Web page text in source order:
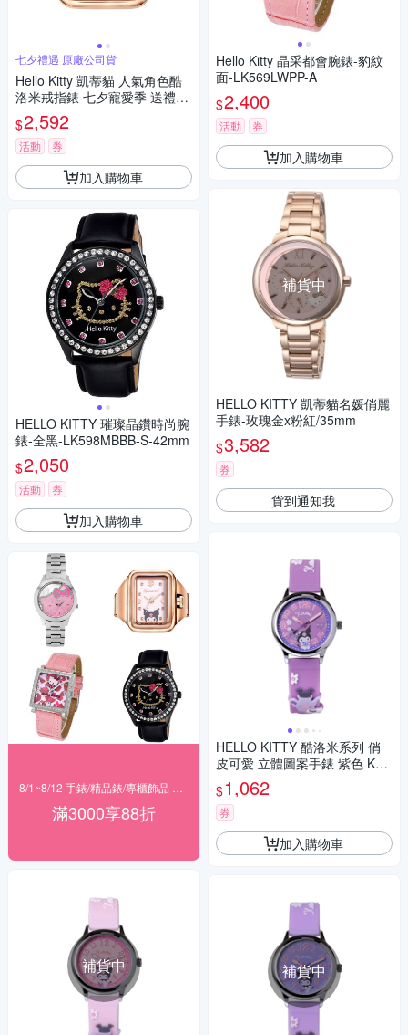
七夕禮遇 原廠公司貨
Hello Kitty 凱蒂貓 人氣角色酷
洛米戒指錶 七夕寵愛季 送禮推
薦-玫瑰金 LK713LRWI-A
$2,592
活動 券
加入購物車
HELLO KITTY 璀璨晶鑽時尚腕
錶-全黑-LK598MBBB-S-42mm
$2,050
活動 券
加入購物車
滿3000享88折
補貨中
Hello Kitty 晶采都會腕錶-豹紋
面-LK569LWPP-A
$2,400
活動 券
加入購物車
補貨中
HELLO KITTY 凱蒂貓名媛俏麗
手錶-玫瑰金x粉紅/35mm
$3,582
券
貨到通知我
HELLO KITTY 酷洛米系列 俏
皮可愛 立體圖案手錶 紫色 KT0
81LWVV_30mm
$1,062
券
加入購物車
補貨中